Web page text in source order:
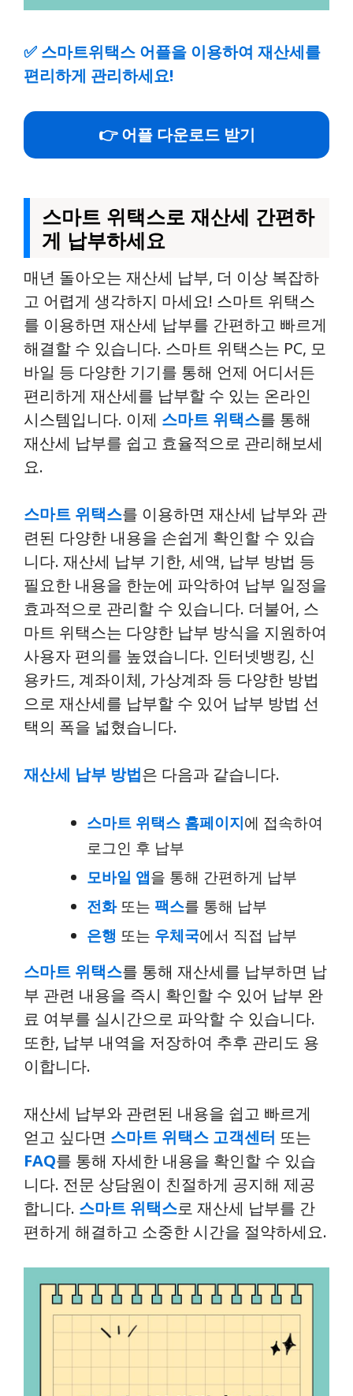
✅ 스마트위택스 어플을 이용하여 재산세를
편리하게 관리하세요!
👉 어플 다운로드 받기
스마트 위택스로 재산세 간편하
게 납부하세요
매년 돌아오는 재산세 납부, 더 이상 복잡하
고 어렵게 생각하지 마세요! 스마트 위택스
를 이용하면 재산세 납부를 간편하고 빠르게
해결할 수 있습니다. 스마트 위택스는 PC, 모
바일 등 다양한 기기를 통해 언제 어디서든
편리하게 재산세를 납부할 수 있는 온라인
시스템입니다. 이제 스마트 위택스를 통해
재산세 납부를 쉽고 효율적으로 관리해보세
요.
스마트 위택스를 이용하면 재산세 납부와 관
련된 다양한 내용을 손쉽게 확인할 수 있습
니다. 재산세 납부 기한, 세액, 납부 방법 등
필요한 내용을 한눈에 파악하여 납부 일정을
효과적으로 관리할 수 있습니다. 더불어, 스
마트 위택스는 다양한 납부 방식을 지원하여
사용자 편의를 높였습니다. 인터넷뱅킹, 신
용카드, 계좌이체, 가상계좌 등 다양한 방법
으로 재산세를 납부할 수 있어 납부 방법 선
택의 폭을 넓혔습니다.
재산세 납부 방법은 다음과 같습니다.
스마트 위택스 홈페이지에 접속하여
로그인 후 납부
모바일 앱을 통해 간편하게 납부
전화또는 팩스를 통해 납부
은행 또는 우체국에서 직접 납부
스마트 위택스를 통해 재산세를 납부하면 납
부 관련 내용을 즉시 확인할 수 있어 납부 완
료 여부를 실시간으로 파악할 수 있습니다.
또한, 납부 내역을 저장하여 추후 관리도 용
이합니다.
재산세 납부와 관련된 내용을 쉽고 빠르게
얻고 싶다면 스마트 위택스 고객센터 또는
FAQ를 통해 자세한 내용을 확인할 수 있습
니다. 전문 상담원이 친절하게 공지해 제공
합니다. 스마트 위택스로 재산세 납부를 간
편하게 해결하고 소중한 시간을 절약하세요.